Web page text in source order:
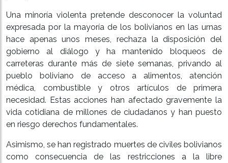
Una minoría violenta pretende desconocer la voluntad
expresada por la mayoría de los bolivianos en las urnas
hace apenas unos meses, rechaza la disposición del
gobierno al diálogo y ha mantenido bloqueos de
carreteras durante más de siete semanas, privando al
pueblo boliviano de acceso a alimentos, atención
médica, combustible y otros artículos de primera
necesidad. Estas acciones han afectado gravemente la
vida cotidiana de millones de ciudadanos y han puesto
en riesgo derechos fundamentales.
Asimismo, se han registrado muertes de civiles bolivianos
como consecuencia de las restricciones a la libre